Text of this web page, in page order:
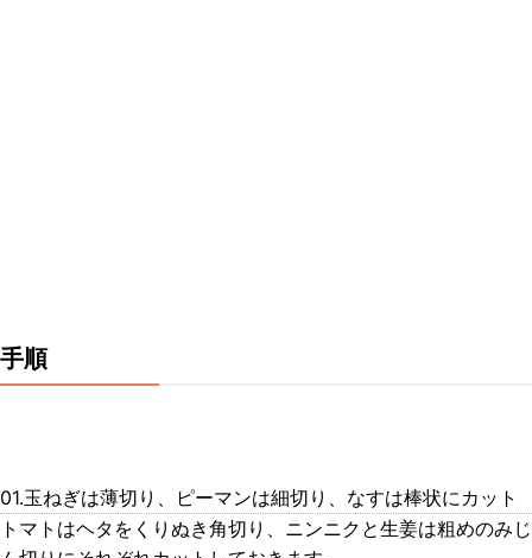
手順
01.玉ねぎは薄切り、ピーマンは細切り、なすは棒状にカット
トマトはヘタをくりぬき角切り、ニンニクと生姜は粗めのみじ